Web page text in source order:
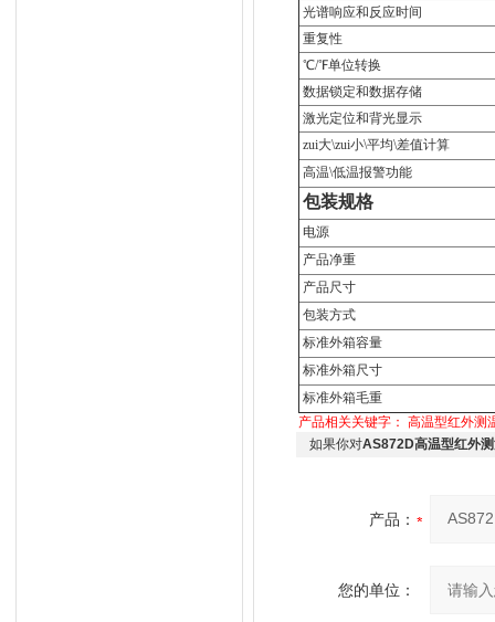
光谱响应和反应时间
重复性
℃/℉单位转换
数据锁定和数据存储
激光定位和背光显示
zui大\zui小\平均\差值计算
高温\低温报警功能
包装规格
电源
产品净重
产品尺寸
包装方式
标准外箱容量
标准外箱尺寸
标准外箱毛重
产品相关关键字： 高温型红外测
如果你对AS872D高温型红外
产品：
您的单位：